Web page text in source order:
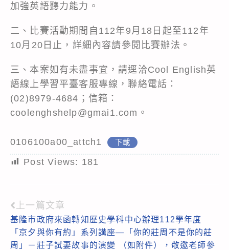
加強英語聽力能力。
二、比賽活動期間自112年9月18日起至112年
10月20日止，詳細內容請參閱比賽辦法。
三、本案如有未盡事宜，請逕洽Cool English英
語線上學習平臺客服專線，聯絡電話：
(02)8979-4684；信箱：
coolenghshelp@gmai1.com。
0106100a00_attch1 下載
Post Views: 181
Read
more
articles
上一篇文章
基隆市政府來函轉知歷史學科中心辦理112學年度
「京夕與你有約」系列講座—「你的莊周不是你的莊
周」－莊子試妻故事的演變 （如附件），敬邀老師參